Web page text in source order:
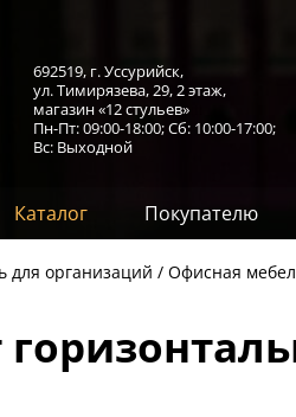
692519, г. Уссурийск,
ул. Тимирязева, 29,2 этаж,
магазин «12 стульев»
Пн-Пт: 09:00-18:00;Сб: 10:00-17:00;
Вс: Выходной
Каталог Покупателю
для организаций Офисная